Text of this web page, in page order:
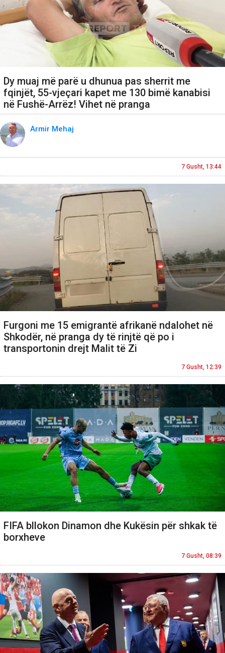
Dy muaj më parë u dhunua pas sherrit me
fqinjët, 55-vjeçari kapet me 130 bimë kanabisi
në Fushë-Arrëz! Vihet në pranga
Armir Mehaj
7 Gusht, 13:44
Furgoni me 15 emigrantë afrikanë ndalohet në
Shkodër, në pranga dy të rinjtë që po i
transportonin drejt Malit të Zi
7 Gusht, 12:39
FIFA bllokon Dinamon dhe Kukësin për shkak të
borxheve
7 Gusht, 08:39